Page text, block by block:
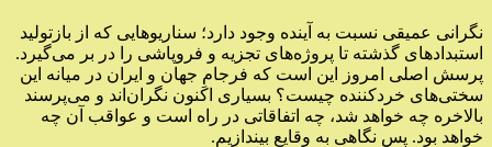
نگرانی عمیقی نسبت به آینده وجود دارد؛ سناریوهایی که از بازتولید
استبدادهای گذشته تا پروژه‌های تجزیه و فروپاشی را در بر می‌گیرد.
پرسش اصلی امروز این است که فرجامِ جهان و ایران در میانه این
سختی‌های خردکننده چیست؟ بسیاری اکنون نگران‌اند و می‌پرسند
بالاخره چه خواهد شد، چه اتفاقاتی در راه است و عواقب آن چه
خواهد بود. پس نگاهی به وقایع بیندازیم.